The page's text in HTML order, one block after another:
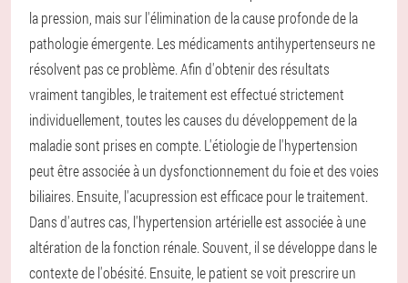
la pression, mais sur l'élimination de la cause profonde de la
pathologie émergente. Les médicaments antihypertenseurs ne
résolvent pas ce problème. Afin d'obtenir des résultats
vraiment tangibles, le traitement est effectué strictement
individuellement, toutes les causes du développement de la
maladie sont prises en compte. L'étiologie de l'hypertension
peut être associée à un dysfonctionnement du foie et des voies
biliaires. Ensuite, l'acupression est efficace pour le traitement.
Dans d'autres cas, l'hypertension artérielle est associée à une
altération de la fonction rénale. Souvent, il se développe dans le
contexte de l'obésité. Ensuite, le patient se voit prescrire un